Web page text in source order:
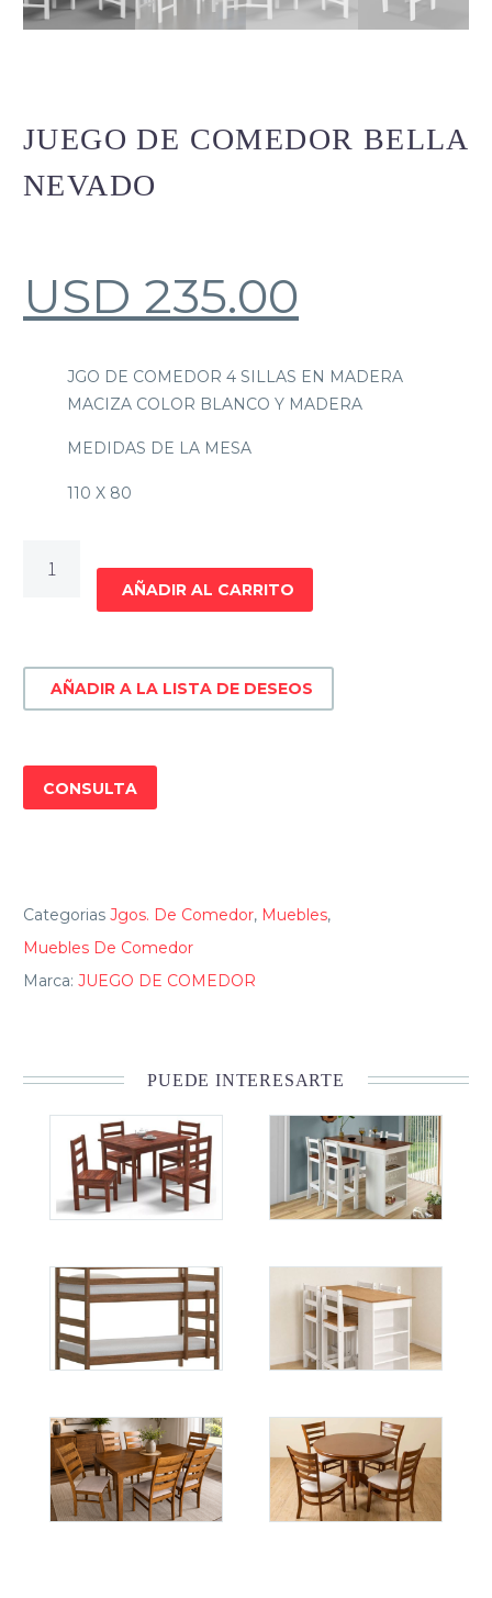
JUEGO DE COMEDOR BELLA
NEVADO
USD 235.00
JGO DE COMEDOR 4 SILLAS EN MADERA
MACIZA COLOR BLANCO Y MADERA
MEDIDAS DE LA MESA
110 X 80
COMEDOR
NEVADO
cantidad
AÑADIR AL CARRITO
AÑADIR A LA LISTA DE DESEOS
CONSULTA
Categorias Jgos. De Comedor, Muebles,
Muebles De Comedor
Marca: JUEGO DE COMEDOR
PUEDE INTERESARTE